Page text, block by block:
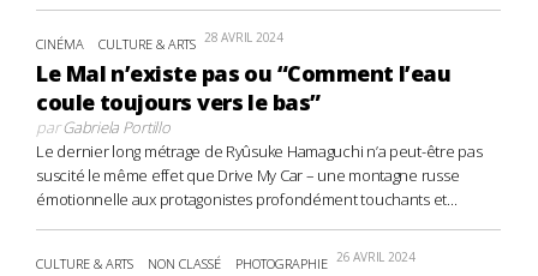
CINÉMA CULTURE & ARTS 28 AVRIL 2024
Le Mal n’existe pas ou “Comment l’eau
coule toujours vers le bas”
parGabriela Portillo
Le dernier long métrage de Ryûsuke Hamaguchi n’a peut-être pas
suscité le même effet que Drive My Car – une montagne russe
émotionnelle aux protagonistes profondément touchants et...
CULTURE & ARTS NON CLASSÉ PHOTOGRAPHIE 26 AVRIL 2024